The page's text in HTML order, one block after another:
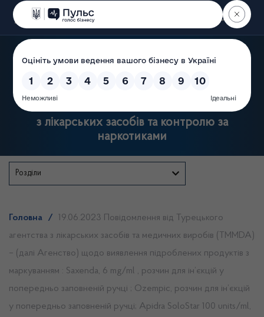
Пошук
Державна служба України
з лікарських засобів та контролю за
наркотиками
Розділи
Головна /
19.06.2023 Повідомлення від Турецького
агентства з лікарських засобів та медичних виробів (TMMDA)
– (далі Агенство) щодо виявлення підроблених продуктів з
маркуванням : Saxenda, 6 mg/ml , розчин для ін’єкцій у
попередньо заповненій ручці ; Ozempic, розчин для ін’єкцій
у попередньо заповненій ручці; Apidra SoloStar 100 units/ml,